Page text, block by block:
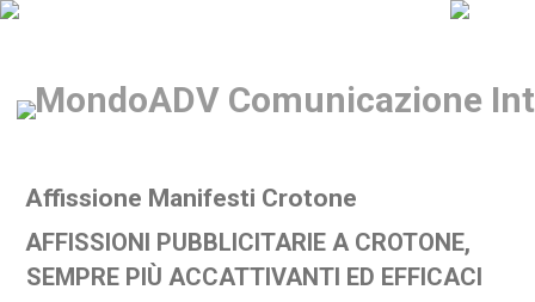
Affissione Manifesti Crotone
AFFISSIONI PUBBLICITARIE A CROTONE,
SEMPRE PIÙ ACCATTIVANTI ED EFFICACI